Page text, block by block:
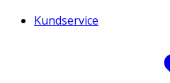
Kundservice